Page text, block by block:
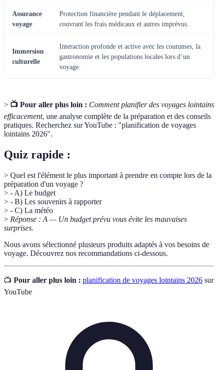
Assurance
voyage
Protection financière pendant le déplacement,
couvrant les frais médicaux et autres imprévus.
Immersion
culturelle
Interaction profonde et active avec les coutumes, la
gastronomie et les populations locales lors d’un
voyage.
> 📺 Pour aller plus loin : Comment planifier des voyages lointains
efficacement, une analyse complète de la préparation et des conseils
pratiques. Recherchez sur YouTube : "planification de voyages
lointains 2026".
Quiz rapide :
> Quel est l'élément le plus important à prendre en compte lors de la
préparation d'un voyage ?
> - A) Le budget
> - B) Les souvenirs à rapporter
> - C) La météo
> Réponse : A — Un budget prévu vous évite les mauvaises
surprises.
Nous avons sélectionné plusieurs produits adaptés à vos besoins de
voyage. Découvrez nos recommandations ci-dessous.
📺 Pour aller plus loin : planification de voyages lointains 2026 sur
YouTube